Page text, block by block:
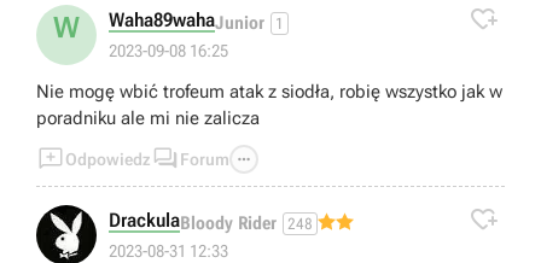
W Waha89wahaJunior 1
2023-09-08 16:25

Nie mogę wbić trofeum atak z siodła, robię wszystko jak w
poradniku ale mi nie zalicza
Odpowiedz  Forum 
DrackulaBloody Rider 248
2023-08-31 12:33
